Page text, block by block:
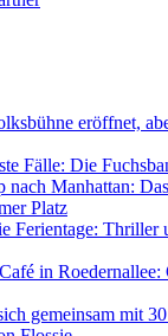
eröffnet,
Fälle: Die
nach Manhattan:
Platz
Ferientage: Thriller
in Roedernallee:
gemeinsam mit